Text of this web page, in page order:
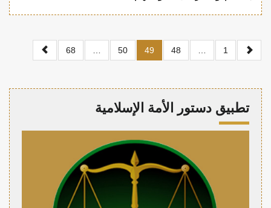
1
48
49
50
68
تطبيق دستور الأمة الإسلامية